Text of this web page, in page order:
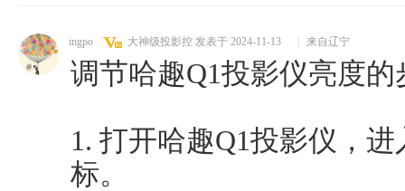
ingpo 大神级投影控 发表于 2024-11-13 来自辽宁
调节哈趣Q1投影仪亮度
1. 打开哈趣Q1投影仪，
标。